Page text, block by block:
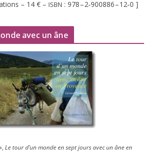
– 14 € – ISBN : 978–2‑900886–12‑0 ]
avec un âne
Le tour d’un monde en sept jours avec un âne en